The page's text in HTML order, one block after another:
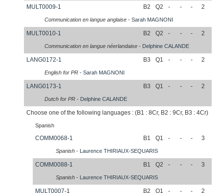
MULT0009-1 B2 Q2 - - - 2
Communication en langue anglaise - Sarah MAGNONI
MULT0010-1 B2 Q2 - - - 2
Communication en langue néerlandaise - Delphine CALANDE
LANG0172-1 B3 Q1 - - - 2
English for PR - Sarah MAGNONI
LANG0173-1 B3 Q1 - - - 2
Dutch for PR - Delphine CALANDE
Choose one of the following languages : (B1 : 8Cr, B2 : 9Cr, B3 : 4Cr)
Spanish
COMM0068-1 B1 Q1 - - - 3
Spanish - Laurence THIRIAUX-SEQUARIS
COMM0088-1 B1 Q2 - - - 3
Spanish - Laurence THIRIAUX-SEQUARIS
MULT0007-1 B2 Q1 - - - 2